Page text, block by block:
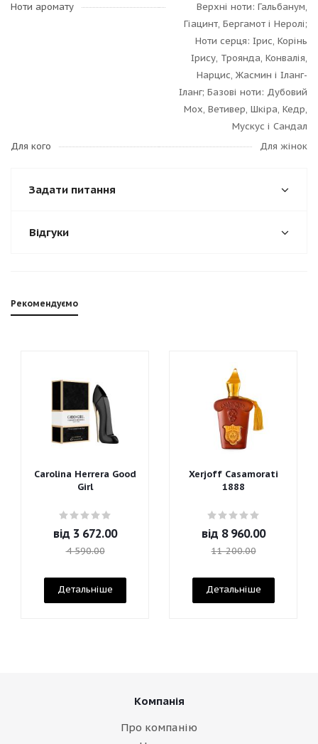
Ноти аромату
Верхні ноти: Гальбанум,
Гіацинт, Бергамот і Неролі;
Ноти серця: Ірис, Корінь
Ірису, Троянда, Конвалія,
Нарцис, Жасмин і Іланг-
Іланг; Базові ноти: Дубовий
Мох, Ветивер, Шкіра, Кедр,
Мускус і Сандал
Для кого
Для жінок
Задати питання
Відгуки
Рекомендуємо
Carolina Herrera Good
Girl
від 3 672.00
4 590.00
Детальніше
Xerjoff Casamorati
1888
від 8 960.00
11 200.00
Детальніше
Компанія
Про компанію